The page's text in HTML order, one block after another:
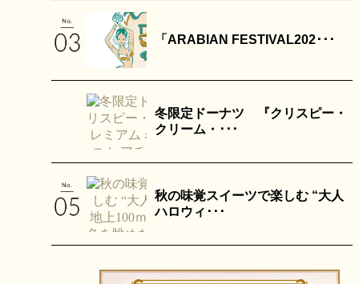
「ARABIAN FESTIVAL202･･･
冬限定ドーナツ 『クリスピー・
クリーム・･･･
秋の味覚スイーツで楽しむ “大人
ハロウィ･･･